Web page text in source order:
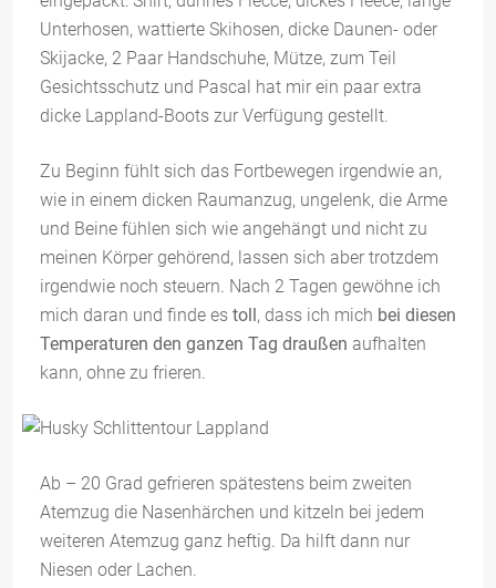
Unterhosen, wattierte Skihosen, dicke Daunen- oder
Skijacke, 2 Paar Handschuhe, Mütze, zum Teil
Gesichtsschutz und Pascal hat mir ein paar extra
dicke Lappland-Boots zur Verfügung gestellt.
Zu Beginn fühlt sich das Fortbewegen irgendwie an,
wie in einem dicken Raumanzug, ungelenk, die Arme
und Beine fühlen sich wie angehängt und nicht zu
meinen Körper gehörend, lassen sich aber trotzdem
irgendwie noch steuern. Nach 2 Tagen gewöhne ich
mich daran und finde es toll , dass ich mich bei diesen
Temperaturen den ganzen Tag draußen aufhalten
kann, ohne zu frieren.
Ab – 20 Grad gefrieren spätestens beim zweiten
Atemzug die Nasenhärchen und kitzeln bei jedem
weiteren Atemzug ganz heftig. Da hilft dann nur
Niesen oder Lachen.